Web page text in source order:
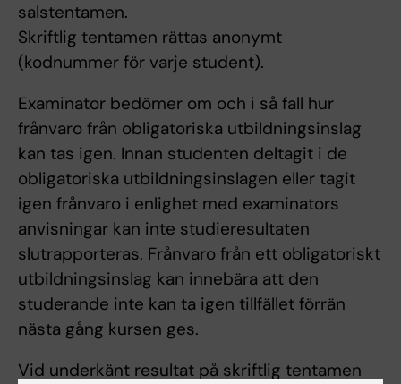
salstentamen.
Skriftlig tentamen rättas anonymt
(kodnummer för varje student).
Examinator bedömer om och i så fall hur
frånvaro från obligatoriska utbildningsinslag
kan tas igen. Innan studenten deltagit i de
obligatoriska utbildningsinslagen eller tagit
igen frånvaro i enlighet med examinators
anvisningar kan inte studieresultaten
slutrapporteras. Frånvaro från ett obligatoriskt
utbildningsinslag kan innebära att den
studerande inte kan ta igen tillfället förrän
nästa gång kursen ges.
Vid underkänt resultat på skriftlig tentamen